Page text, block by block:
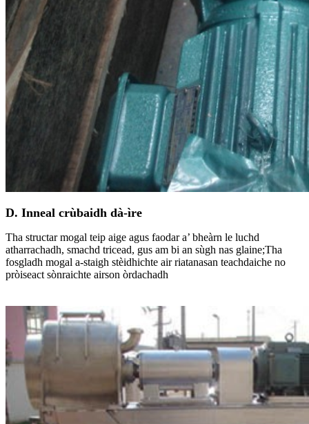
D. Inneal crùbaidh dà-ìre
Tha structar mogal teip aige agus faodar a’ bheàrn le luchd
atharrachadh, smachd tricead, gus am bi an sùgh nas glaine;Tha
fosgladh mogal a-staigh stèidhichte air riatanasan teachdaiche no
pròiseact sònraichte airson òrdachadh